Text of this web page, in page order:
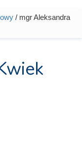
/ mgr Aleksandra